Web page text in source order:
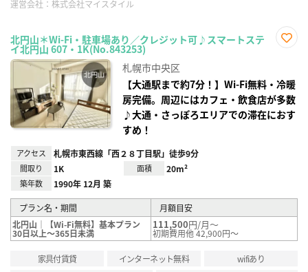
運営会社： 株式会社マイスタイル
北円山＊Wi-Fi・駐車場あり／クレジット可♪スマートステ
イ北円山 607・1K(No.843253)
録
札幌市中央区
【大通駅まで約7分！】Wi-Fi無料・冷暖
房完備。周辺にはカフェ・飲食店が多数
♪大通・さっぽろエリアでの滞在におす
すめ！
アクセス 札幌市東西線「西２８丁目駅」徒歩9分
間取り 1K 面積 20m²
築年数 1990年 12月 築
プラン名・期間
月額目安
北円山｜【Wi-Fi無料】基本プラン
30日以上～365日未満
111,500円/月～
初期費用他 42,900円～
家具付賃貸 インターネット無料 wifiあり